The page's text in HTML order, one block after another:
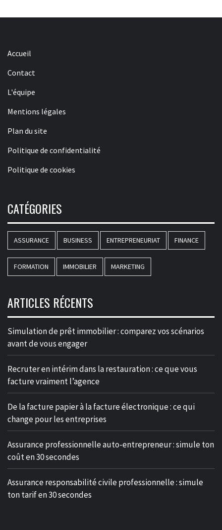
Accueil
Contact
L'équipe
Mentions légales
Plan du site
Politique de confidentialité
Politique de cookies
CATÉGORIES
ASSURANCE BUSINESS ENTREPRENEURIAT FINANCE
FORMATION IMMOBILIER MARKETING
ARTICLES RÉCENTS
Simulation de prêt immobilier : comparez vos scénarios
avant de vous engager
Recruter en intérim dans la restauration : ce que vous
facture vraiment l’agence
De la facture papier à la facture électronique : ce qui
change pour les entreprises
Assurance professionnelle auto-entrepreneur : simule ton
coût en 30 secondes
Assurance responsabilité civile professionnelle : simule
ton tarif en 30 secondes